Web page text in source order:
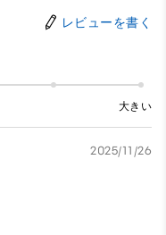
レビューを書く
大きい
2025/11/26